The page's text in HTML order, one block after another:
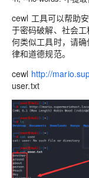
cewl 工具可以帮助
于密码破解、社会
何类似工具时，请
律和道德规范。
cewl http://
user.txt